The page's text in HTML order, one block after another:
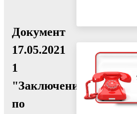
Документ
17.05.2021
1
"Заключение
по